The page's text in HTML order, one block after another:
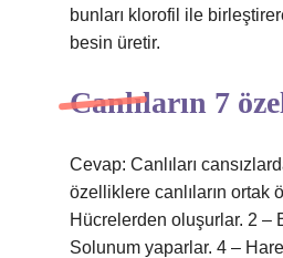
bunları klorofil ile
besin üretir.
Canlıların 7
Cevap: Canlıları
özelliklere canlıların ortak
Hücrelerden oluşurlar. 2 –
Solunum yaparlar. 4 –